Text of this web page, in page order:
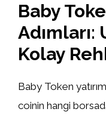
Baby
Kolay
Baby Token
coinin hangi